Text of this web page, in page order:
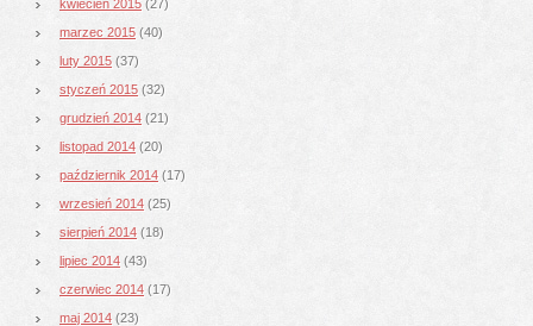
kwiecień 2015 (27)
marzec 2015 (40)
luty 2015 (37)
styczeń 2015 (32)
grudzień 2014 (21)
listopad 2014 (20)
październik 2014 (17)
wrzesień 2014 (25)
sierpień 2014 (18)
lipiec 2014 (43)
czerwiec 2014 (17)
maj 2014 (23)